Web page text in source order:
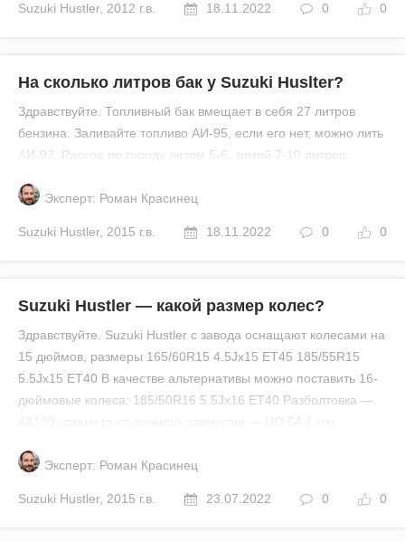
Suzuki Hustler, 2012 г.в. 18.11.2022 0 0
На сколько литров бак у Suzuki Huslter?
Здравствуйте. Топливный бак вмещает в себя 27 литров
бензина. Заливайте топливо АИ-95, если его нет, можно лить
АИ-92. Расход по городу летом 5-6, зимой 7-10 литров.
Эксперт: Роман Красинец
Suzuki Hustler, 2015 г.в. 18.11.2022 0 0
Suzuki Hustler — какой размер колес?
Здравствуйте. Suzuki Hustler с завода оснащают колесами на
15 дюймов, размеры 165/60R15 4.5Jx15 ET45 185/55R15
5.5Jx15 ET40 В качестве альтернативы можно поставить 16-
дюймовые колеса: 185/50R16 5.5Jx16 ET40 Разболтовка —
Эксперт: Роман Красинец
Suzuki Hustler, 2015 г.в. 23.07.2022 0 0